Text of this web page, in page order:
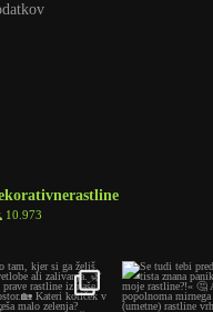
10.973